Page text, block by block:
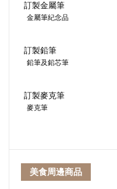
訂製金屬筆
金屬筆紀念品
訂製鉛筆
鉛筆及鉛芯筆
訂製麥克筆
麥克筆
美食周邊商品